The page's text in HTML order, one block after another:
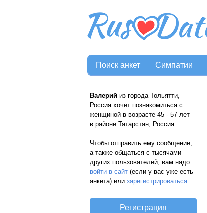
Поиск анкет Симпатии
Валерий из города Тольятти,
Россия хочет познакомиться с
женщиной в возрасте 45 - 57 лет
в районе Татарстан, Россия.
Чтобы отправить ему сообщение,
а также общаться с тысячами
других пользователей, вам надо
войти в сайт (если у вас уже есть
анкета) или зарегистрироваться.